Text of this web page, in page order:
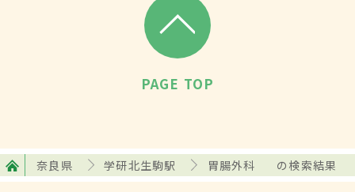
PAGE TOP
奈良県 学研北生駒駅 胃腸外科 の検索結果